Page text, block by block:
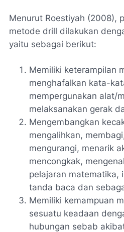
Menurut Roestiyah (2008),
metode drill dilakukan
yaitu sebagai berikut:
Memiliki keterampilan
menghafalkan kata-
mempergunakan alat/
melaksanakan gerak
Mengembangkan
mengalihkan,
mengurangi, menarik
mencongkak,
pelajaran matematika,
tanda baca dan
Memiliki kemampuan
sesuatu keadaan
hubungan sebab